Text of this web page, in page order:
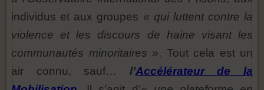
individus et aux groupes « qui luttent contre la
violence et les discours de haine visant les
communautés minoritaires ». Tout cela est un
air connu, sauf… l’Accélérateur de la